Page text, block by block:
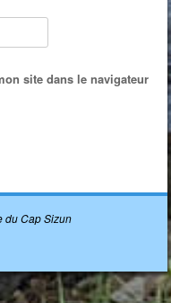
site dans le navigateur
du Cap Sizun